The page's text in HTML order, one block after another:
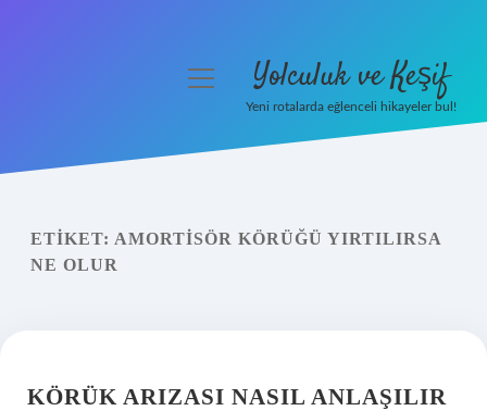
Yasal Uyarı
menüyü Yolculuk ve Keşif
Yeni rotalarda eğlenceli hikayeler bul!
ETIKET: AMORTISÖR KÖRÜĞÜ YIRTILIRSA
NE OLUR
KÖRÜK ARIZASI NASIL ANLAŞILIR